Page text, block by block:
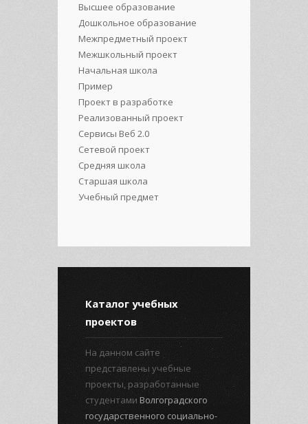
Высшее образование
Дошкольное образование
Межпредметный проект
Межшкольный проект
Начальная школа
Пример
Проект в разработке
Реализованный проект
Сервисы Веб 2.0
Сетевой проект
Средняя школа
Старшая школа
Учебный предмет
Каталог учебных
проектов
На данном сайте
представлены учебные
проекты, разработанные
студентами Волгоградского
государственного социально-